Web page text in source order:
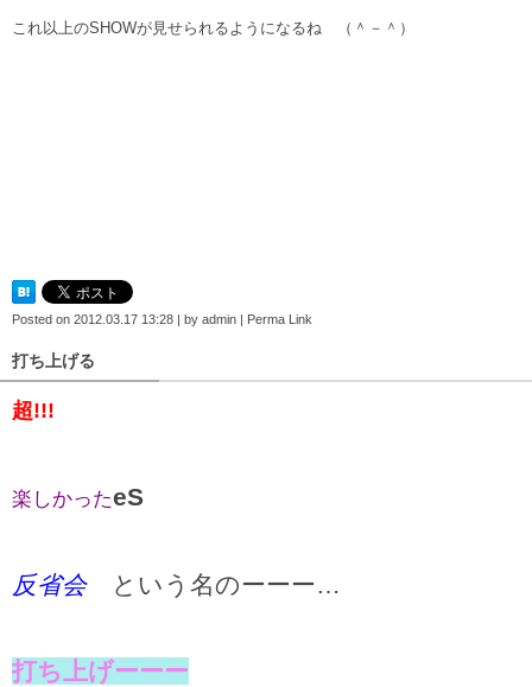
これ以上のSHOWが見せられるようになるね （＾－＾）
Posted on 2012.03.17 13:28 | by admin | Perma Link
打ち上げる
超!!!
楽しかったeS
反省会という名のーーー…
打ち上げーーー